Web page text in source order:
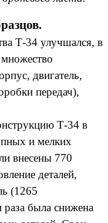
Т-34 улучшался, в
двигатель,
передач),
Т-34 в
и мелких
внесены 770
деталей,
(1265
была снижена